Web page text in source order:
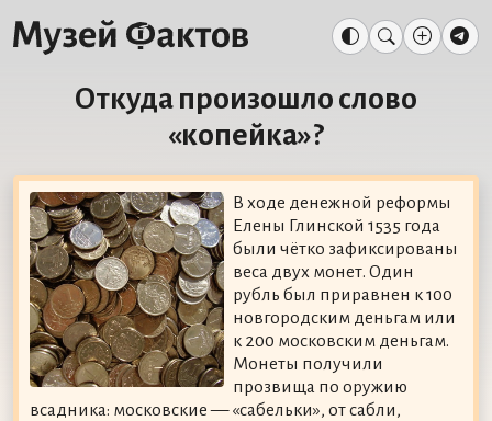
Откуда произошло слово
«копейка»?
В ходе денежной реформы
Елены Глинской 1535 года
были чётко зафиксированы
веса двух монет. Один
рубль был приравнен к 100
новгородским деньгам или
к 200 московским деньгам.
Монеты получили
прозвища по оружию
всадника: московские — «сабельки», от сабли,